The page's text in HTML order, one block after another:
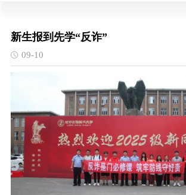
新生报到先学“反诈”
09-10